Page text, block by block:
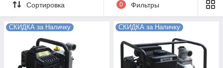
Сортировка 0 Фильтры
СКИДКА за Наличку СКИДКА за Наличку